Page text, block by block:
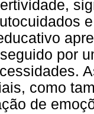
por
como
de